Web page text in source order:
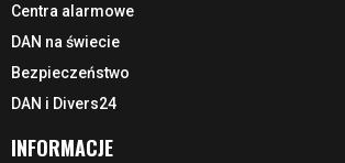
Centra alarmowe
DAN na świecie
Bezpieczeństwo
DAN i Divers24
INFORMACJE